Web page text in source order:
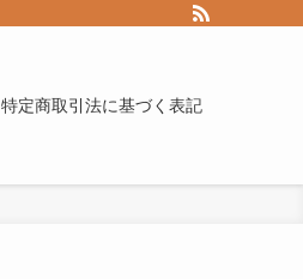
特定商取引法に基づく表記